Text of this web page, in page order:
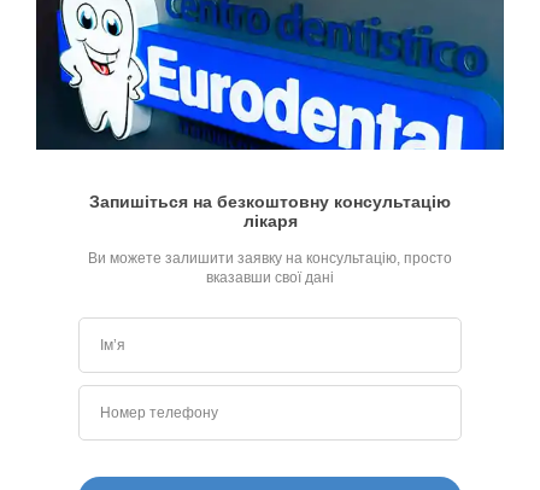
Запишіться на безкоштовну консультацію
лікаря
Ви можете залишити заявку на консультацію, просто
вказавши свої дані